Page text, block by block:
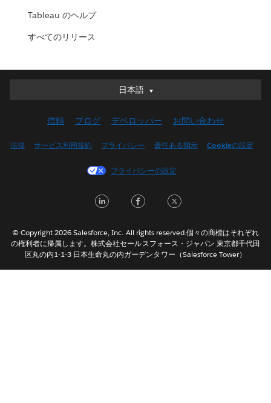
Tableau のヘルプ
すべてのリリース
日本語
日本語
English (UK)
Français (Canada)
Italiano
Nederlands
Português
信頼 ブログ デベロッパー お問い合わせ
法律 サービス利用規約 プライバシー 責任ある開示 Cookieの設定
プライバシーの設定
LinkedInFacebook
© Copyright 2026 Salesforce, Inc. All rights reserved.個々の商標はそれぞれ
の権利者に帰属します。株式会社セールスフォース・ジャパン 東京都千代田
区丸の内1-1-3 日本生命丸の内ガーデンタワー（Salesforce Tower）